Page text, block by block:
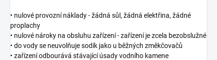
• nulové provozní náklady - žádná sůl, žádná elektřina, žádné
proplachy
• nulové nároky na obsluhu zařízení - zařízení je zcela bezobslužné
• do vody se neuvolňuje sodík jako u běžných změkčovačů
• zařízení odbourává stávající úsady vodního kamene